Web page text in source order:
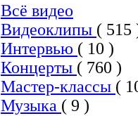
Всё видео
Видеоклипы ( 515
Интервью ( 10 )
Концерты ( 760 )
Мастер-классы (
Музыка ( 9 )